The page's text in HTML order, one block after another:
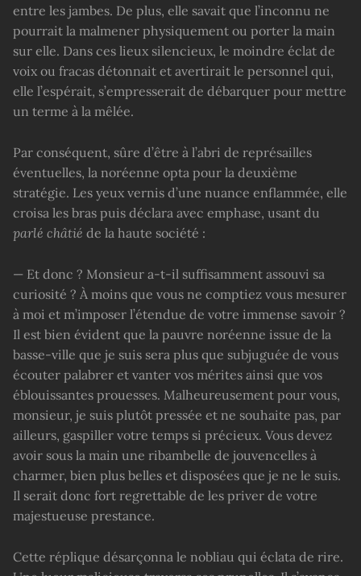
entre les jambes. De plus, elle savait que l’inconnu ne
pourrait la malmener physiquement ou porter la main
sur elle. Dans ces lieux silencieux, le moindre éclat de
voix ou fracas détonnait et avertirait le personnel qui,
elle l’espérait, s’empresserait de débarquer pour mettre
un terme à la mêlée.
Par conséquent, sûre d’être à l’abri de représailles
éventuelles, la noréenne opta pour la deuxième
stratégie. Les yeux vernis d’une nuance enflammée, elle
croisa les bras puis déclara avec emphase, usant du
parlé châtié de la haute société :
— Et donc ? Monsieur a-t-il suffisamment assouvi sa
curiosité ? À moins que vous ne comptiez vous mesurer
à moi et m’imposer l’étendue de votre immense savoir ?
Il est bien évident que la pauvre noréenne issue de la
basse-ville que je suis sera plus que subjuguée de vous
écouter palabrer et vanter vos mérites ainsi que vos
éblouissantes prouesses. Malheureusement pour vous,
monsieur, je suis plutôt pressée et ne souhaite pas, par
ailleurs, gaspiller votre temps si précieux. Vous devez
avoir sous la main une ribambelle de jouvencelles à
charmer, bien plus belles et disposées que je ne le suis.
Il serait donc fort regrettable de les priver de votre
majestueuse prestance.
Cette réplique désarçonna le nobliau qui éclata de rire.